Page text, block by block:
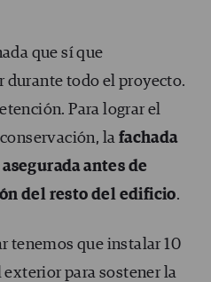
que sí que
durante todo el proyecto.
Para lograr el
la fachada
antes de
del resto del edificio.
tenemos que instalar 10
para sostener la